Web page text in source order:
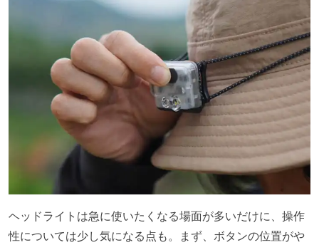
ヘッドライトは急に使いたくなる場面が多いだけに、操作
性については少し気になる点も。まず、ボタンの位置がや